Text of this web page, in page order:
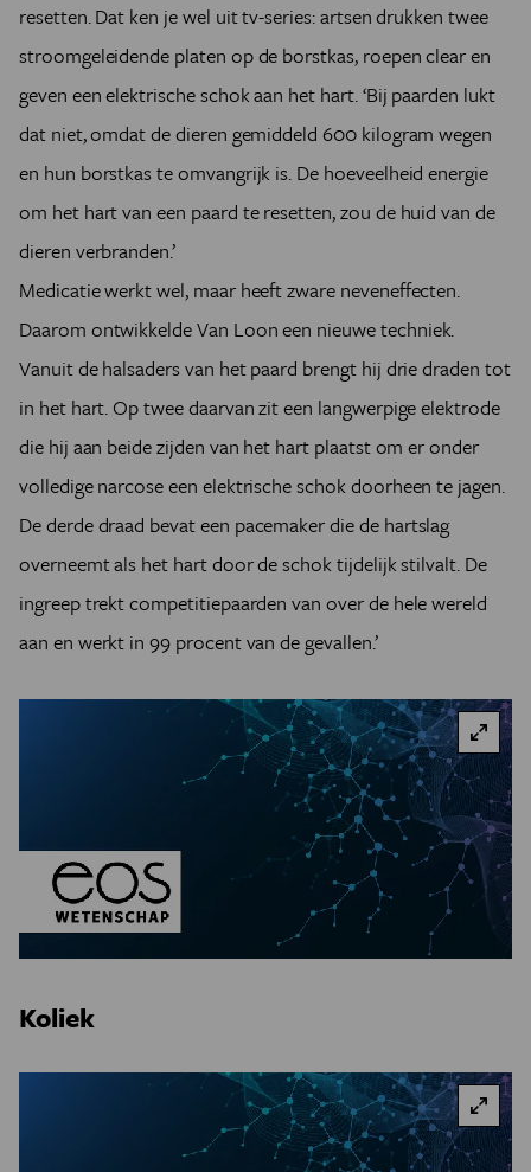
resetten. Dat ken je wel uit tv-series: artsen drukken twee
stroomgeleidende platen op de borstkas, roepen clear en
geven een elektrische schok aan het hart. ‘Bij paarden lukt
dat niet, omdat de dieren gemiddeld 600 kilogram wegen
en hun borstkas te omvangrijk is. De hoeveelheid energie
om het hart van een paard te resetten, zou de huid van de
dieren verbranden.’
Medicatie werkt wel, maar heeft zware neveneffecten.
Daarom ontwikkelde Van Loon een nieuwe techniek.
Vanuit de halsaders van het paard brengt hij drie draden tot
in het hart. Op twee daarvan zit een langwerpige elektrode
die hij aan beide zijden van het hart plaatst om er onder
volledige narcose een elektrische schok doorheen te jagen.
De derde draad bevat een pacemaker die de hartslag
overneemt als het hart door de schok tijdelijk stilvalt. De
ingreep trekt competitiepaarden van over de hele wereld
aan en werkt in 99 procent van de gevallen.’
Koliek